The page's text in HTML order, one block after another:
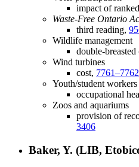
impact of
Waste-Free Ontario
third reading,
Wildlife management
double-breasted
Wind turbines
cost, 7761–7762
Youth/student workers
occupational
Zoos and aquariums
provision of
3406
Baker, Y. (LIB,